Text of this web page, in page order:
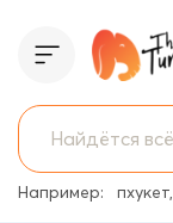
Например: пхукет